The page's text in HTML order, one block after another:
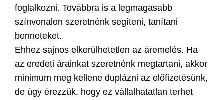
foglalkozni. Továbbra is a legmagasabb
színvonalon szeretnénk segíteni, tanítani
benneteket.
Ehhez sajnos elkerülhetetlen az áremelés. Ha
az eredeti árainkat szeretnénk megtartani, akkor
minimum meg kellene duplázni az előfizetésünk,
de úgy érezzük, hogy ez vállalhatatlan terhet